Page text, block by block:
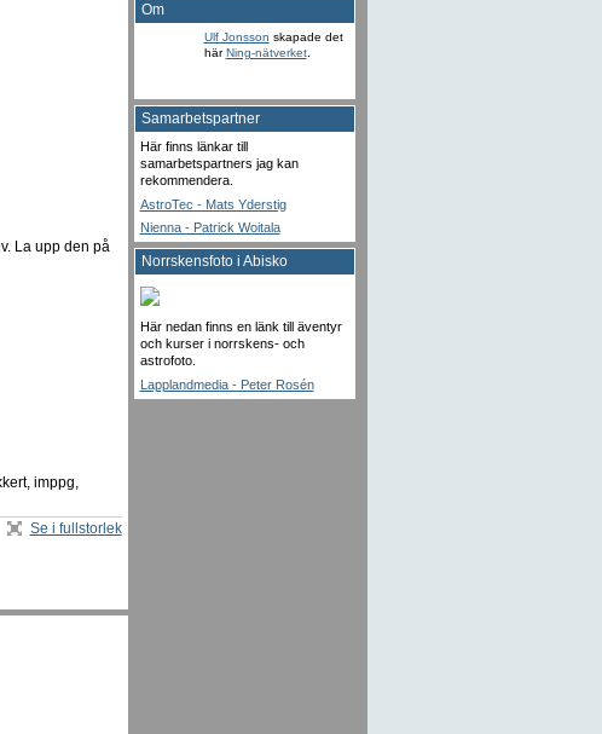
La upp den på
imppg,
Se i fullstorlek
Om
Ulf Jonsson skapade det
härNing-nätverket.
Samarbetspartner
Här finns länkar till
samarbetspartners jag kan
rekommendera.
AstroTec - Mats Yderstig
Nienna - Patrick Woitala
Norrskensfoto i Abisko
Här nedan finns en länk till äventyr
och kurser i norrskens- och
astrofoto.
Lapplandmedia - Peter Rosén